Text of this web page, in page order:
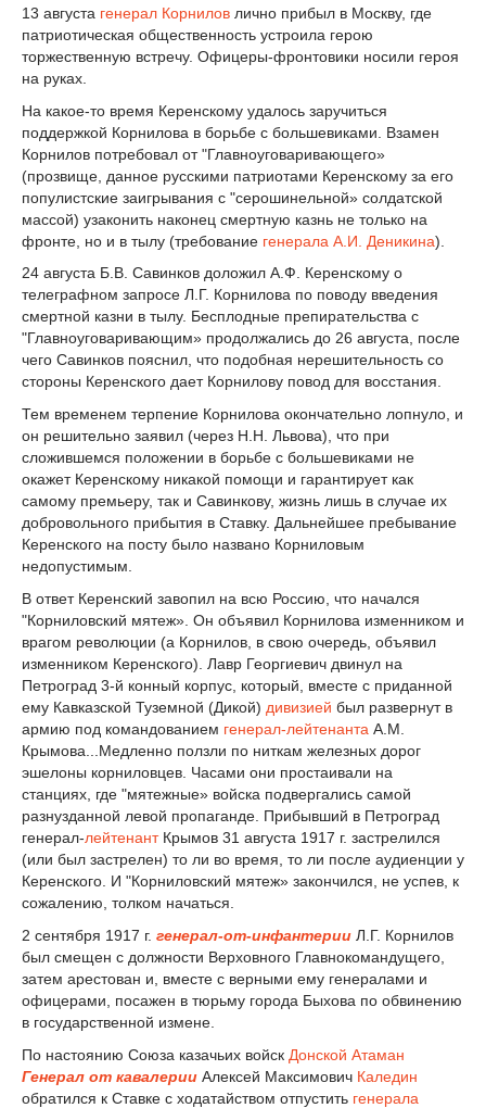
13 августа генерал Корнилов лично прибыл в Москву, где
патриотическая общественность устроила герою
торжественную встречу. Офицеры-фронтовики носили героя
на руках.
На какое-то время Керенскому удалось заручиться
поддержкой Корнилова в борьбе с большевиками. Взамен
Корнилов потребовал от "Главноуговаривающего»
(прозвище, данное русскими патриотами Керенскому за его
популистские заигрывания с "серошинельной» солдатской
массой) узаконить наконец смертную казнь не только на
фронте, но и в тылу (требование генерала А.И. Деникина).
24 августа Б.В. Савинков доложил А.Ф. Керенскому о
телеграфном запросе Л.Г. Корнилова по поводу введения
смертной казни в тылу. Бесплодные препирательства с
"Главноуговаривающим» продолжались до 26 августа, после
чего Савинков пояснил, что подобная нерешительность со
стороны Керенского дает Корнилову повод для восстания.
Тем временем терпение Корнилова окончательно лопнуло, и
он решительно заявил (через Н.Н. Львова), что при
сложившемся положении в борьбе с большевиками не
окажет Керенскому никакой помощи и гарантирует как
самому премьеру, так и Савинкову, жизнь лишь в случае их
добровольного прибытия в Ставку. Дальнейшее пребывание
Керенского на посту было названо Корниловым
недопустимым.
В ответ Керенский завопил на всю Россию, что начался
"Корниловский мятеж». Он объявил Корнилова изменником и
врагом революции (а Корнилов, в свою очередь, объявил
изменником Керенского). Лавр Георгиевич двинул на
Петроград 3-й конный корпус, который, вместе с приданной
ему Кавказской Туземной (Дикой) дивизией был развернут в
армию под командованием генерал-лейтенанта А.М.
Крымова...Медленно ползли по ниткам железных дорог
эшелоны корниловцев. Часами они простаивали на
станциях, где "мятежные» войска подвергались самой
разнузданной левой пропаганде. Прибывший в Петроград
генерал-лейтенантКрымов 31 августа 1917 г. застрелился
(или был застрелен) то ли во время, то ли после аудиенции у
Керенского. И "Корниловский мятеж» закончился, не успев, к
сожалению, толком начаться.
2 сентября 1917 г. генерал-от-инфантерии Л.Г. Корнилов
был смещен с должности Верховного Главнокомандущего,
затем арестован и, вместе с верными ему генералами и
офицерами, посажен в тюрьму города Быхова по обвинению
в государственной измене.
По настоянию Союза казачьих войск Донской Атаман
Генерал от кавалерии Алексей Максимович Каледин
обратился к Ставке с ходатайством отпустить генерала